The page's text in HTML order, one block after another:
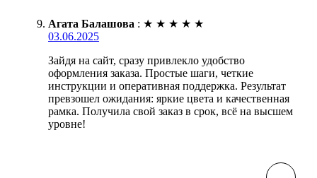
Агата Балашова : ★ ★ ★ ★ ★
03.06.2025
Зайдя на сайт, сразу привлекло удобство
оформления заказа. Простые шаги, четкие
инструкции и оперативная поддержка. Результат
превзошел ожидания: яркие цвета и качественная
рамка. Получила свой заказ в срок, всё на высшем
уровне!